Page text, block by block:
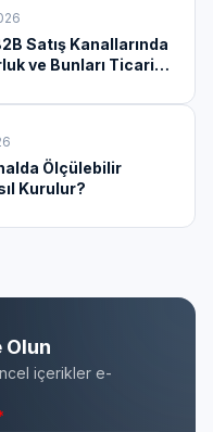
Satış Kanallarında
ve Bunları Ticari
Ölçülebilir
Kurulur?
Olun
içerikler e-